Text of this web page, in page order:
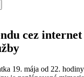
cez
19. mája od 22. hodiny